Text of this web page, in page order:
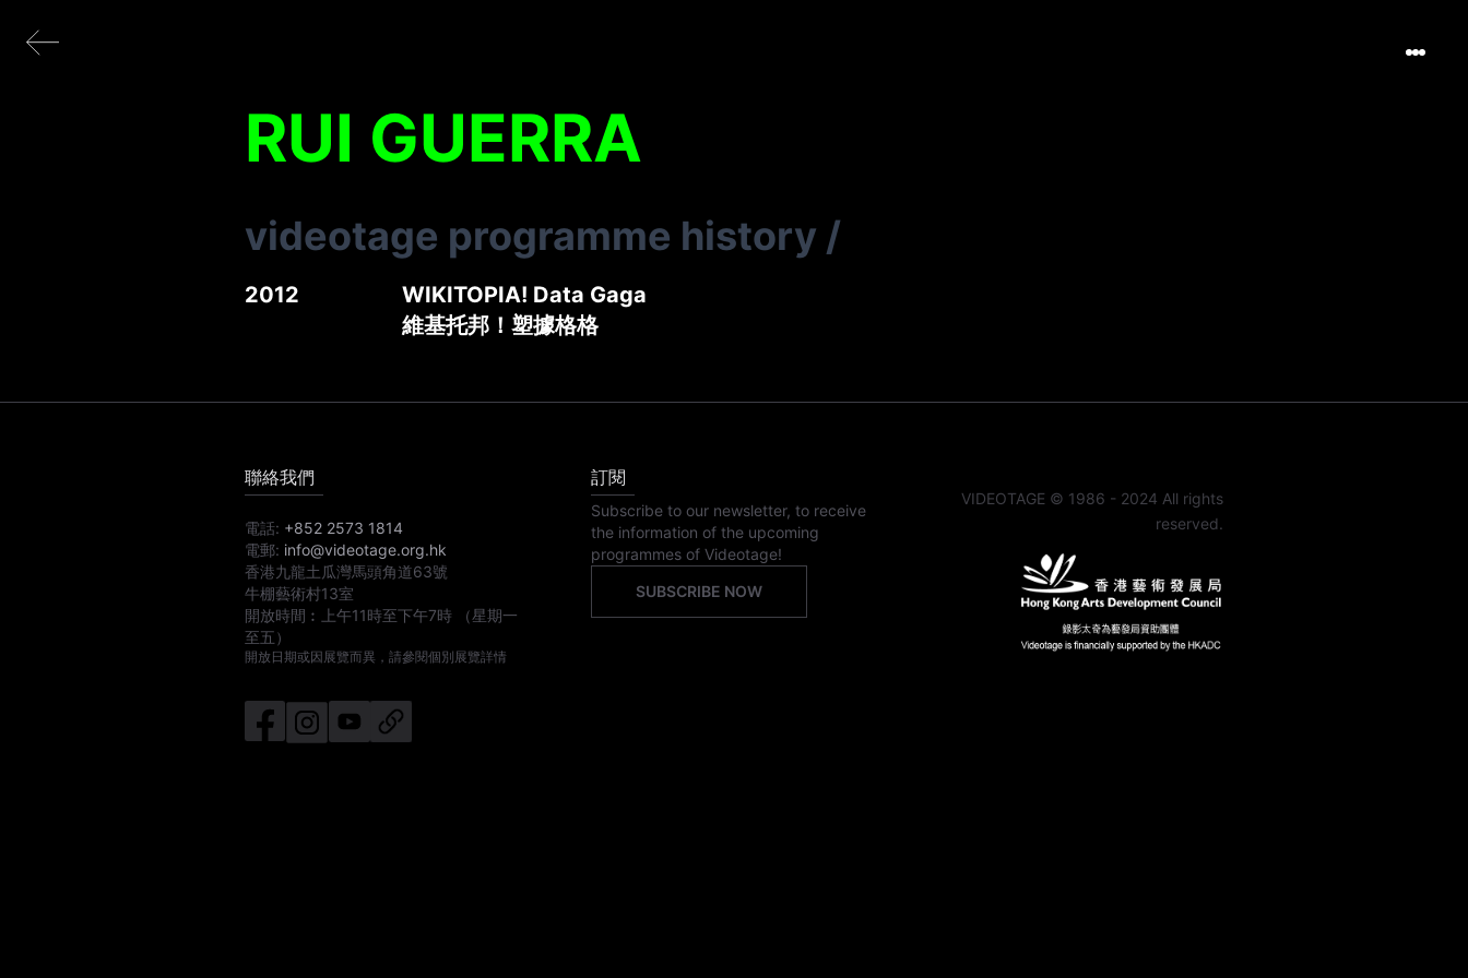
RUI GUERRA
videotage programme history /
2012
WIKITOPIA! Data Gaga
維基托邦！塑據格格
聯絡我們
電話: +852 2573 1814
電郵: info@videotage.org.hk
香港九龍土瓜灣馬頭角道63號
牛棚藝術村13室
開放時間︰
上午11時至下午7時
（星期一
至五）
開放日期或因展覽而異，請參閱個別展覽詳情
訂閱
Subscribe to our newsletter, to receive
the information of the upcoming
programmes of Videotage!
SUBSCRIBE NOW
VIDEOTAGE © 1986 - 2024 All rights
reserved.